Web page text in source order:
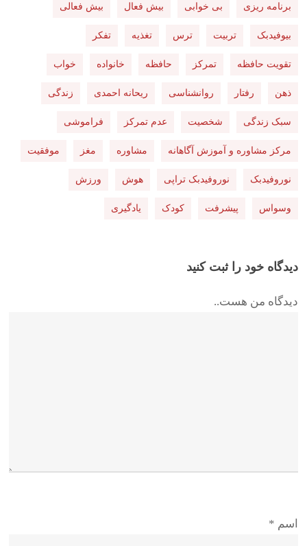
برنامه ریزی بی خوابی بیش فعال بیش فعالی
بیوفیدبک تربیت ترس تغذیه تفکر
تقویت حافظه تمرکز حافظه خانواده خواب
ذهن رفتار روانشناسی ریحانه احمدی زندگی
سبک زندگی شخصیت عدم تمرکز فراموشی
مرکز مشاوره و آموزش آگاهانه مشاوره مغز موفقیت
نوروفیدبک نوروفیدبک تراپی هوش ورزش
وسواس پیشرفت کودک یادگیری
دیدگاه خود را ثبت کنید
دیدگاه من هست..
اسم *